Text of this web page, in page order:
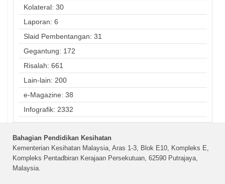
Kolateral: 30
Laporan: 6
Slaid Pembentangan: 31
Gegantung: 172
Risalah: 661
Lain-lain: 200
e-Magazine: 38
Infografik: 2332
Bahagian Pendidikan Kesihatan
Kementerian Kesihatan Malaysia, Aras 1-3, Blok E10, Kompleks E,
Kompleks Pentadbiran Kerajaan Persekutuan, 62590 Putrajaya,
Malaysia.